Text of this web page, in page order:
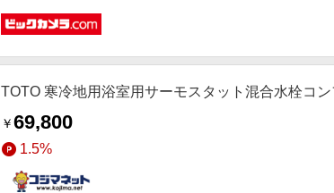
TOTO 寒冷地用浴室用サーモスタット混合水栓コ
￥69,800
1.5%